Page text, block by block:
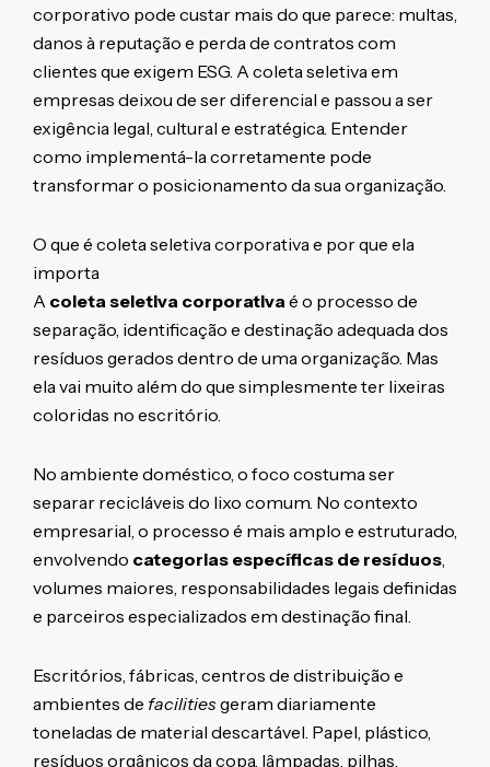
corporativo pode custar mais do que parece: multas,
danos à reputação e perda de contratos com
clientes que exigem ESG. A coleta seletiva em
empresas deixou de ser diferencial e passou a ser
exigência legal, cultural e estratégica. Entender
como implementá-la corretamente pode
transformar o posicionamento da sua organização.
O que é coleta seletiva corporativa e por que ela
importa
A coleta seletiva corporativa é o processo de
separação, identificação e destinação adequada dos
resíduos gerados dentro de uma organização. Mas
ela vai muito além do que simplesmente ter lixeiras
coloridas no escritório.
No ambiente doméstico, o foco costuma ser
separar recicláveis do lixo comum. No contexto
empresarial, o processo é mais amplo e estruturado,
envolvendo categorias específicas de resíduos,
volumes maiores, responsabilidades legais definidas
e parceiros especializados em destinação final.
Escritórios, fábricas, centros de distribuição e
ambientes de facilities geram diariamente
toneladas de material descartável. Papel, plástico,
resíduos orgânicos da copa, lâmpadas, pilhas,